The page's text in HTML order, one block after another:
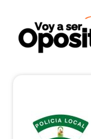
contenido